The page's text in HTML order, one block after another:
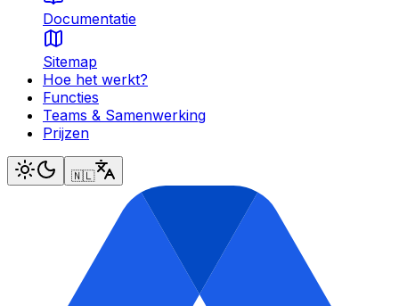
Documentatie
Sitemap
Hoe het werkt?
Functies
Teams & Samenwerking
Prijzen
🇳🇱